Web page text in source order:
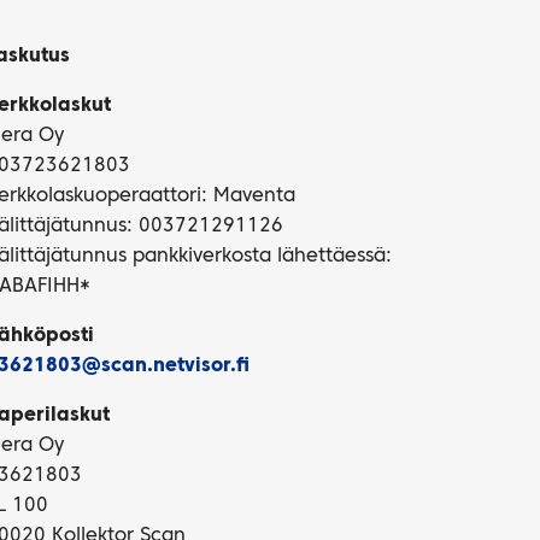
Oy
Maventa
003721291126
pankkiverkosta lähettäessä:
Oy
100